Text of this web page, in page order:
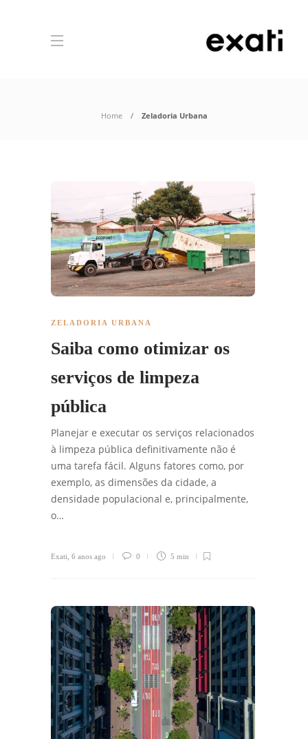
Home Zeladoria Urbana
ZELADORIA URBANA
Saiba como otimizar os
serviços de limpeza
pública
Planejar e executar os serviços relacionados
à limpeza pública definitivamente não é
uma tarefa fácil. Alguns fatores como, por
exemplo, as dimensões da cidade, a
densidade populacional e, principalmente,
o…
Exati 6 anos ago 0 5 min